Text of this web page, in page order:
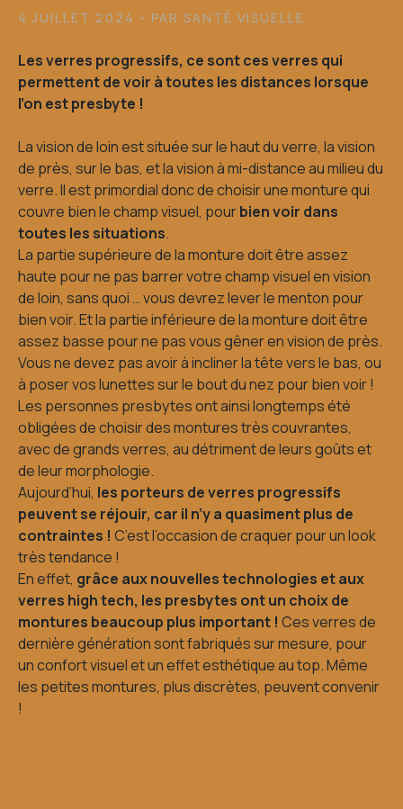
4 JUILLET 2024 - PAR SANTÉ VISUELLE
Les verres progressifs, ce sont ces verres qui
permettent de voir à toutes les distances lorsque
l’on est presbyte !
La vision de loin est située sur le haut du verre, la vision
de près, sur le bas, et la vision à mi-distance au milieu du
verre. Il est primordial donc de choisir une monture qui
couvre bien le champ visuel, pourbien voir dans
toutes les situations.
La partie supérieure de la monture doit être assez
haute pour ne pas barrer votre champ visuel en vision
de loin, sans quoi … vous devrez lever le menton pour
bien voir. Et la partie inférieure de la monture doit être
assez basse pour ne pas vous gêner en vision de près.
Vous ne devez pas avoir à incliner la tête vers le bas, ou
à poser vos lunettes sur le bout du nez pour bien voir !
Les personnes presbytes ont ainsi longtemps été
obligées de choisir des montures très couvrantes,
avec de grands verres, au détriment de leurs goûts et
de leur morphologie.
Aujourd’hui, les porteurs de verres progressifs
peuvent se réjouir, car il n’y a quasiment plus de
contraintes ! C’est l’occasion de craquer pour un look
très tendance !
En effet, grâce aux nouvelles technologies et aux
verres high tech, les presbytes ont un choix de
montures beaucoup plus important ! Ces verres de
dernière génération sont fabriqués sur mesure, pour
un confort visuel et un effet esthétique au top. Même
les petites montures, plus discrètes, peuvent convenir
!